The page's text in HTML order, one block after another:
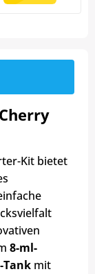
Kit bietet
8-ml-
Tank mit